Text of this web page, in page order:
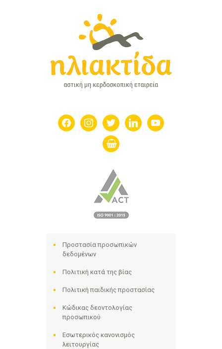
facebookinstagramtwitter linkedin youtube
shopping-
basket
Προστασία προσωπικών
δεδομένων
Πολιτική κατά της βίας
Πολιτική παιδικής προστασίας
Κώδικας δεοντολογίας
προσωπικού
Εσωτερικός κανονισμός
λειτουργίας